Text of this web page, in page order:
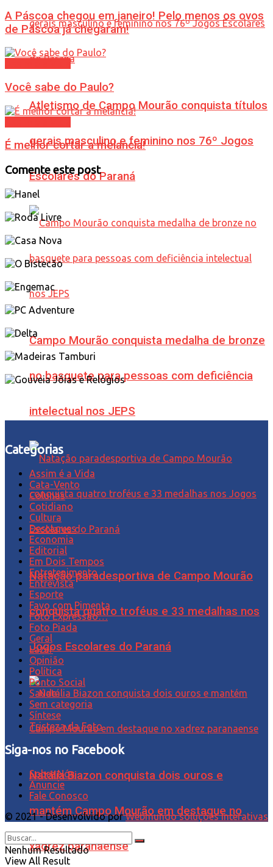
Atletismo de Campo Mourão conquista títulos
gerais masculino e feminino nos 76º Jogos
Escolares do Paraná
Campo Mourão conquista medalha de bronze
no basquete para pessoas com deficiência
intelectual nos JEPS
Natação paradesportiva de Campo Mourão
conquista quatro troféus e 33 medalhas nos
Jogos Escolares do Paraná
Natália Biazon conquista dois ouros e
mantém Campo Mourão em destaque no
xadrez paranaense
A Páscoa chegou em janeiro! Pelo menos os ovos
de Páscoa já chegaram!
Você sabe do Paulo?
É melhor cortar a melancia!
Comente este post
Categorias
Assim é a Vida
Cata-Vento
Colunas
Cotidiano
Cultura
Destaques
Economia
Editorial
Em Dois Tempos
Entretenimento
Entrevista
Esporte
Favo com Pimenta
Foto Expressão…
Foto Piada
Geral
Lazer
Opinião
Política
Ponto Social
Saúde
Sem categoria
Síntese
Tristeza da Foto
Siga-nos no Facebook
Sobre Nós
Anuncie
Fale Conosco
© 2021 - Desenvolvido porWebmundo soluções Interativas
Nenhum Resultado
View All Result